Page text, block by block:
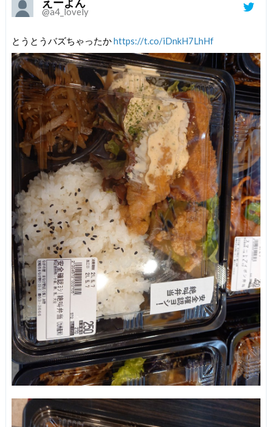
@a4_lovely
とうとうバズちゃったかhttps://t.co/iDnkH7LhHf